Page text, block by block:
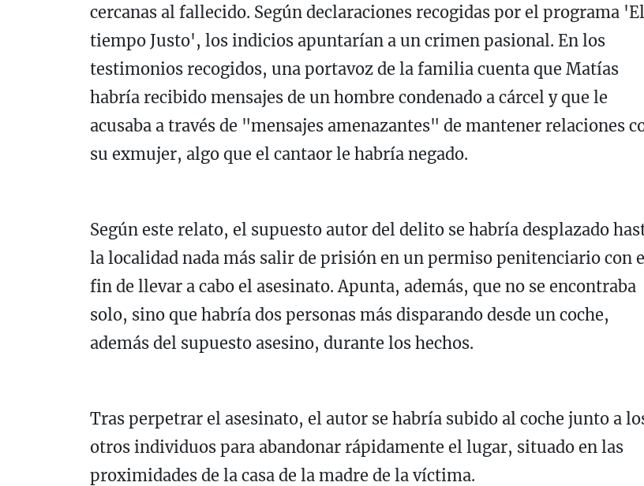
cercanas al fallecido. Según declaraciones recogidas por el programa 'El
tiempo Justo', los indicios apuntarían a un crimen pasional. En los
testimonios recogidos, una portavoz de la familia cuenta que Matías
habría recibido mensajes de un hombre condenado a cárcel y que le
acusaba a través de "mensajes amenazantes" de mantener relaciones
su exmujer, algo que el cantaor le habría negado.
Según este relato, el supuesto autor del delito se habría desplazado
la localidad nada más salir de prisión en un permiso penitenciario con
fin de llevar a cabo el asesinato. Apunta, además, que no se encontraba
solo, sino que habría dos personas más disparando desde un coche,
además del supuesto asesino, durante los hechos.
Tras perpetrar el asesinato, el autor se habría subido al coche junto a
otros individuos para abandonar rápidamente el lugar, situado en las
proximidades de la casa de la madre de la víctima.